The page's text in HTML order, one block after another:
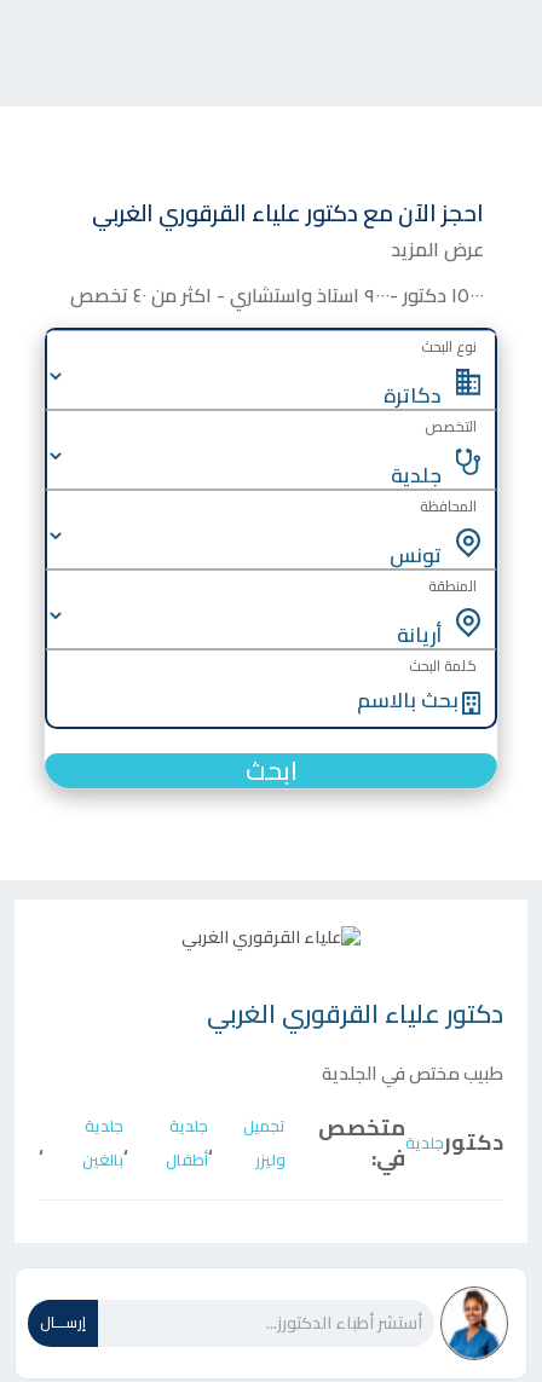
احجز الآن معدكتورعلياء القرقوري الغربي
عرض المزيد
١٥٠٠٠ دكتور -٩٠٠٠ استاذ واستشاري - اكثر من ٤٠ تخصص
نوع البحث
التخصص
المحافظة
المنطقة
كلمة البحث
ابحث
دكتور علياء القرقوري الغربي
طبيب مختص في الجلدية
دكتورجلديةمتخصص
في:
تجميل
وليزر
،
جلدية
أطفال
،
جلدية
بالغين
،
إرســـال